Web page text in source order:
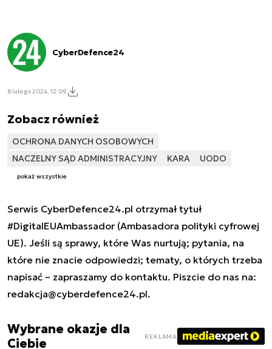
CyberDefence24
8 lutego 2024, 12:09
Zobacz również
OCHRONA DANYCH OSOBOWYCH
NACZELNY SĄD ADMINISTRACYJNY
KARA UODO
pokaż wszystkie
Serwis CyberDefence24.pl otrzymał tytuł
#DigitalEUAmbassador (Ambasadora polityki cyfrowej
UE). Jeśli są sprawy, które Was nurtują; pytania, na
które nie znacie odpowiedzi; tematy, o których trzeba
napisać – zapraszamy do kontaktu. Piszcie do nas na:
redakcja@cyberdefence24.pl.
Wybrane okazje dla
Ciebie
REKLAMA